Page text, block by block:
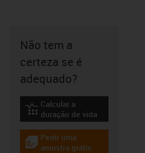
Não tem a
certeza se é
adequado?
igus-icon-lebensdauerrechner
Calcular a
duração de vida
igus-icon-gratismuster
Pedir uma
amostra grátis